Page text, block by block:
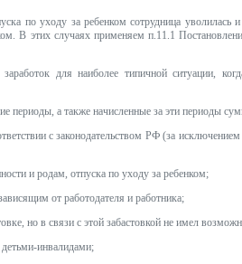
по уходу за ребенком сотрудница уволилась
В этих случаях применяем п.11.1
для наиболее типичной ситуации,
периоды, а также начисленные за эти периоды
с законодательством РФ (за
и родам, отпуска по уходу за ребенком;
от работодателя и работника;
но в связи с этой забастовкой не имел
инвалидами;